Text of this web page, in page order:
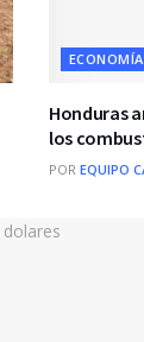
ECONOMÍA
Honduras
los
POR EQUIPO